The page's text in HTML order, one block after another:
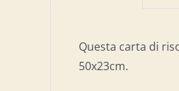
Questa carta di
50x23cm.